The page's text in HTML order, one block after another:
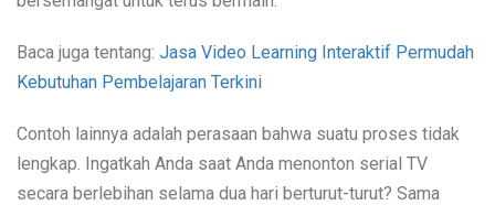
Baca juga tentang: Jasa Video Learning Interaktif Permudah
Kebutuhan Pembelajaran Terkini
Contoh lainnya adalah perasaan bahwa suatu proses tidak
lengkap. Ingatkah Anda saat Anda menonton serial TV
secara berlebihan selama dua hari berturut-turut? Sama